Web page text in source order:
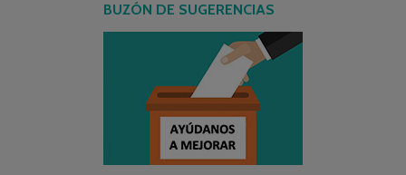
BUZÓN DE SUGERENCIAS